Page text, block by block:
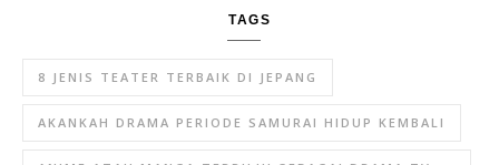
TAGS
8 JENIS TEATER TERBAIK DI JEPANG
AKANKAH DRAMA PERIODE SAMURAI HIDUP KEMBALI